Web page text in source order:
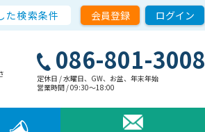
た検索条件 会員登録 ログイン
086-801-3008
定休日 / 水曜日、GW、お盆、年末年始
営業時間 / 09:30〜18:00